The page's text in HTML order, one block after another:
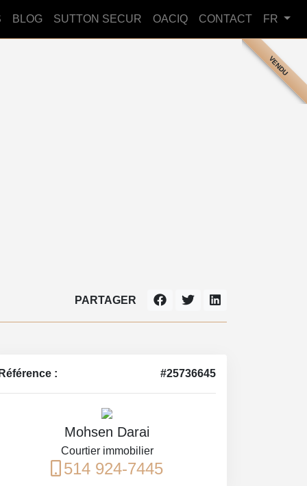
BLOG SUTTON SECUR OACIQ CONTACT FR
VENDU
PARTAGER
Référence : #25736645
Mohsen Darai
Courtier immobilier
514 924-7445